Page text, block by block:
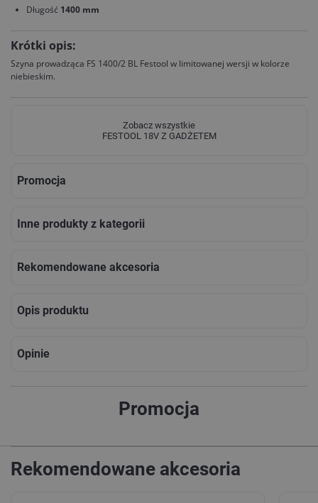
Długość 1400 mm
Krótki opis:
Szyna prowadząca FS 1400/2 BL Festool w limitowanej wersji w kolorze
niebieskim.
Zobacz wszystkie
FESTOOL 18V Z GADŻETEM
Promocja
Inne produkty z kategorii
Rekomendowane akcesoria
Opis produktu
Opinie
Promocja
Rekomendowane akcesoria